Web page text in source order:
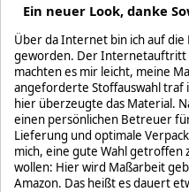
Ein neuer Look, danke
Über da Internet bin ich auf
geworden. Der Internetauftritt
machten es mir leicht, meine
angeforderte Stoffauswahl traf
hier überzeugte das Material.
einen persönlichen Betreuer
Lieferung und optimale
mich, eine gute Wahl getroffen
wollen: Hier wird Maßarbeit
Amazon. Das heißt es dauert